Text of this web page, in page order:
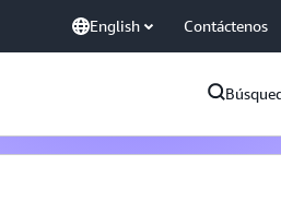
English Contáctenos